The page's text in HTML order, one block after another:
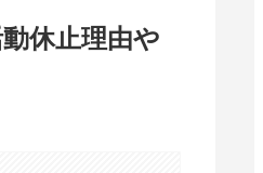
休止理由や